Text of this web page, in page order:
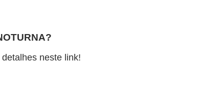
neste link!